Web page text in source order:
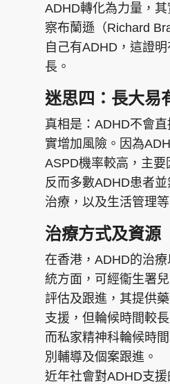
ADHD轉化為力量，
察布蘭遜（Richard
自己有ADHD，這證
長。
迷思四：長大易
真相是：ADHD不會
實增加風險。因為
ASPD機率較高，主要
反而多數ADHD患者
治療，以及生活管理等
治療方式及資源
在香港，ADHD的治
統方面，可經衞生署
評估及跟進，其提供
支援，但輪候時間較長
而私家精神科輪候時
別輔導及個案跟進。
近年社會對ADHD支